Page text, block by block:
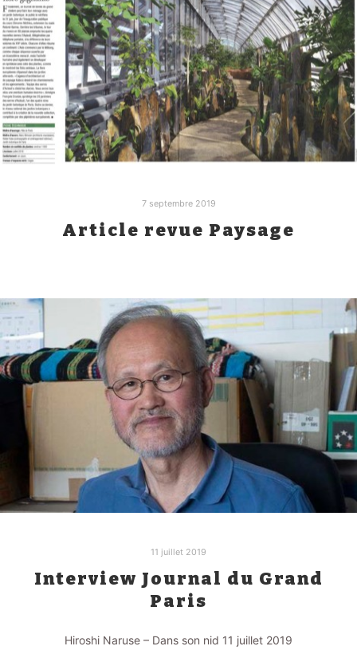
7 septembre 2019
Article revue Paysage
11 juillet 2019
Interview Journal du Grand
Paris
Hiroshi Naruse – Dans son nid 11 juillet 2019